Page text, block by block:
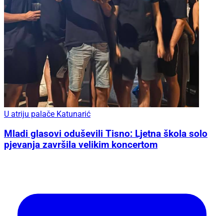
U atriju palače Katunarić
Mladi glasovi oduševili Tisno: Ljetna škola solo
pjevanja završila velikim koncertom